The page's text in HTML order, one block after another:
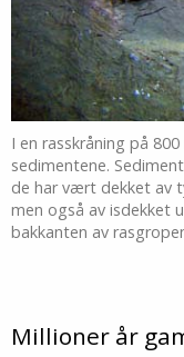
I en rasskråning på
sedimentene.
de har vært dekket av
men også av isdekket
bakkanten av
Millioner år